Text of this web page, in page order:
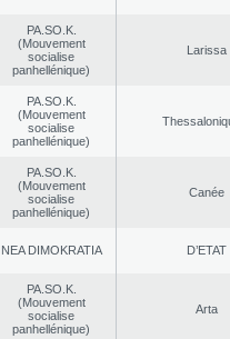
PA.SO.K.
(Mouvement
socialise
panhellénique)
Larissa
PA.SO.K.
(Mouvement
socialise
panhellénique)
PA.SO.K.
(Mouvement
socialise
panhellénique)
Canée
NEA DΙMOKRATIA D’ETAT
PA.SO.K.
(Mouvement
socialise
panhellénique)
Arta